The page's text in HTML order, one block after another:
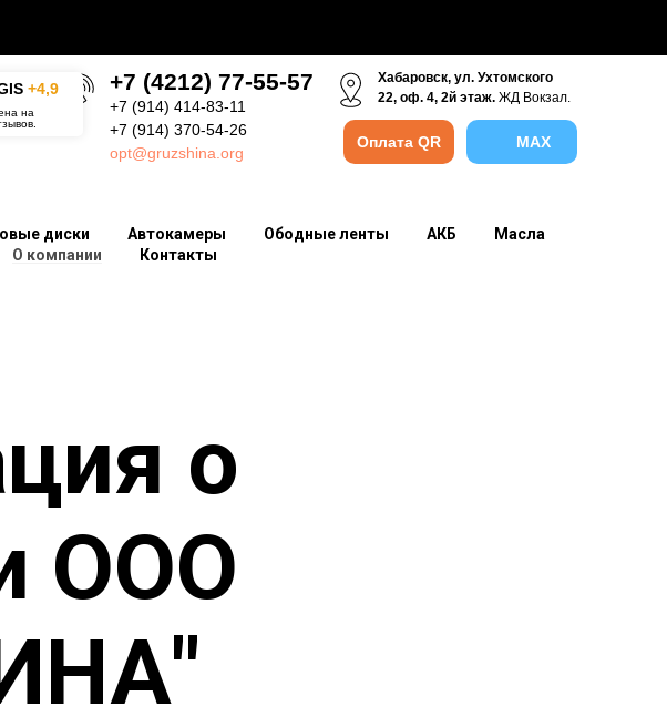
MAX
Оплата QR
Хабаровск, ул. Ухтомского
22, оф. 4, 2й этаж. ЖД Вокзал.
+7 (914) 414-83-11
+7 (914) 370-54-26
opt@gruzshina.org
+7 (4212) 77-55-57
+4,9
на
диски Автокамеры Ободные ленты АКБ
Масла
О компании Контакты
о
ООО